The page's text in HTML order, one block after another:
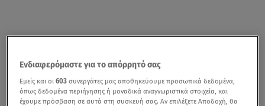
Ενδιαφερόμαστε για το απόρρητό σας
Εμείς και οι603 συνεργάτες μας αποθηκεύουμε προσωπικά δεδομένα,
όπως δεδομένα περιήγησης ή μοναδικά αναγνωριστικά στοιχεία, και
έχουμε πρόσβαση σε αυτά στη συσκευή σας. Αν επιλέξετε Αποδοχή, θα